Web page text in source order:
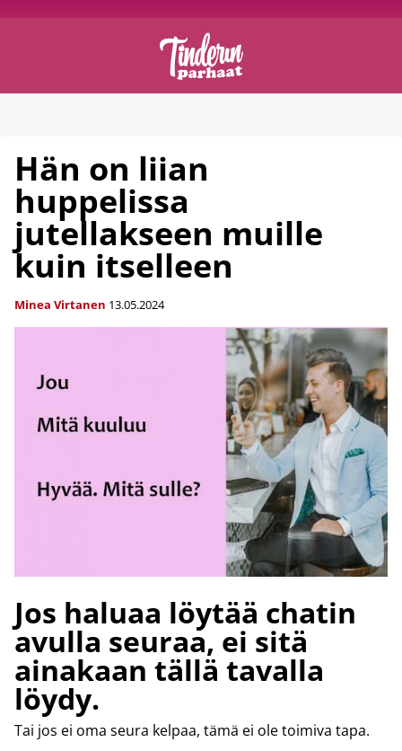
Hän on liian
huppelissa
jutellakseen muille
kuin itselleen
Minea Virtanen 13.05.2024
Jos haluaa löytää chatin
avulla seuraa, ei sitä
ainakaan tällä tavalla
löydy.
Tai jos ei oma seura kelpaa, tämä ei ole toimiva tapa.